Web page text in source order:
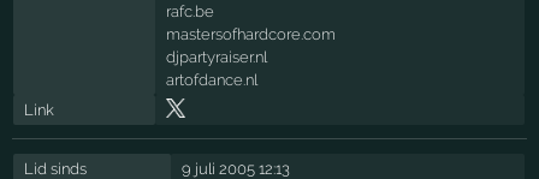
rafc.be
mastersofhardcore.com
djpartyraiser.nl
artofdance.nl
Link
Lid sinds
9 juli 2005 12:13